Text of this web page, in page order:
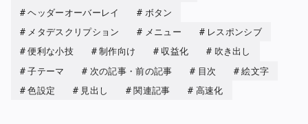
ヘッダーオーバーレイ
ボタン
メタデスクリプション
メニュー
レスポンシブ
便利な小技
制作向け 収益化
吹き出し
子テーマ
次の記事・前の記事 目次
絵文字
色設定
見出し 関連記事 高速化